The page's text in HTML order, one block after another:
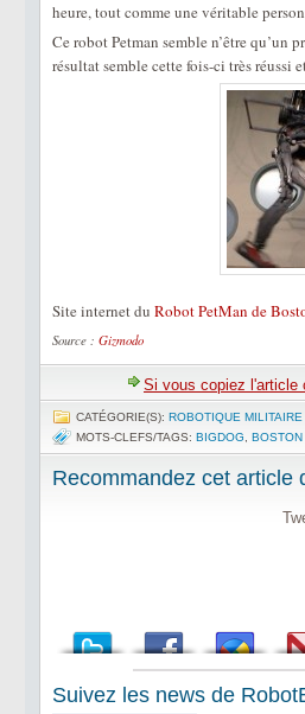
heure, tout comme une véritable
Ce robot Petman semble n’être qu’un
résultat semble cette fois-ci très réussi
Site internet du Robot PetMan de
Source : Gizmodo
Si vous copiez l'article
CATÉGORIE(S): ROBOTIQUE MILITAIRE
MOTS-CLEFS/TAGS: BIGDOG
Recommandez cet article
Suivez les news de